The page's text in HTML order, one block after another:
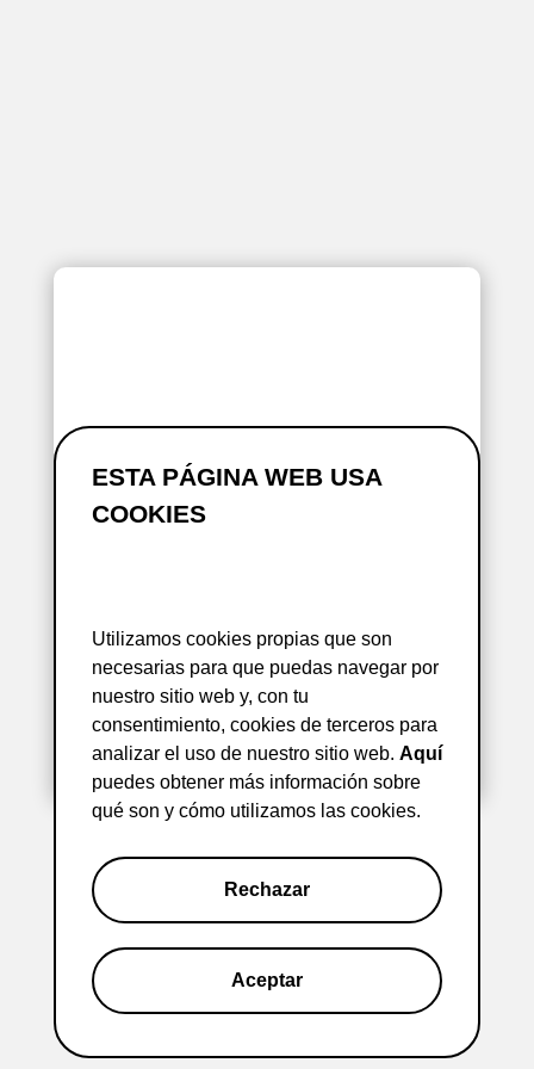
ESTA PÁGINA WEB USA
COOKIES
Utilizamos cookies propias que son
necesarias para que puedas navegar por
nuestro sitio web y, con tu
consentimiento, cookies de terceros para
analizar el uso de nuestro sitio web. Aquí
puedes obtener más información sobre
qué son y cómo utilizamos las cookies.
Rechazar
Aceptar